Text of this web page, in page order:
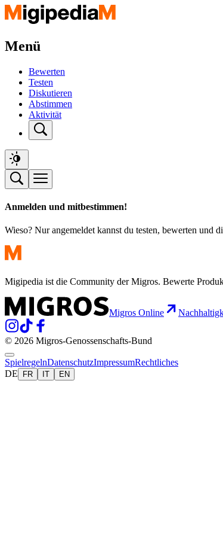
Menü
Bewerten
Testen
Diskutieren
Abstimmen
Aktivität
Anmelden und mitbestimmen!
Wieso? Nur angemeldet kannst du testen, bewerten und
Migipedia ist die Community der Migros. Bewerte
Migros Online
© 2026 Migros-Genossenschafts-Bund
SpielregelnDatenschutzImpressumRechtliches
DE
FR IT EN